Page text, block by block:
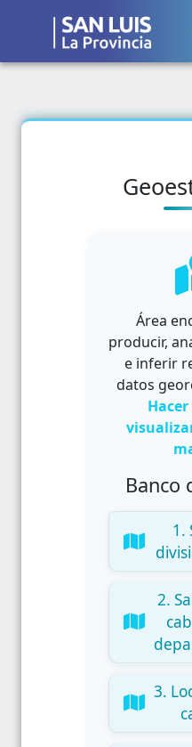
Área
producir,
e inferir
datos
Banco
1.
2.
3.